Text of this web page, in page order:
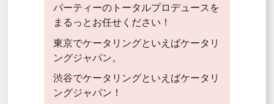
パーティーのトータルプロデュースを
まるっとお任せください！
東京でケータリングといえばケータリ
ングジャパン。
渋谷でケータリングといえばケータリ
ングジャパン！